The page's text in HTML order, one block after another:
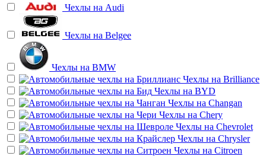
Чехлы на Audi
Чехлы на Belgee
Чехлы на BMW
Чехлы на Brilliance
Чехлы на BYD
Чехлы на Changan
Чехлы на Chery
Чехлы на Chevrolet
Чехлы на Chrysler
Чехлы на Citroen